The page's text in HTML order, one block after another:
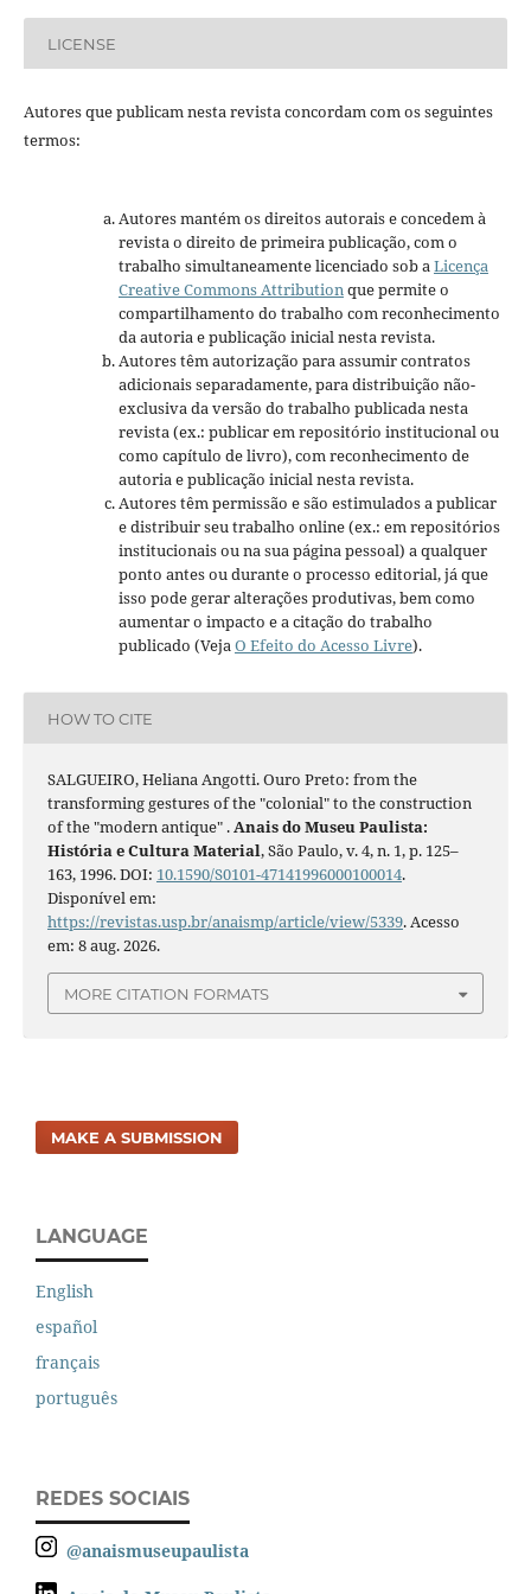
LICENSE
Autores que publicam nesta revista concordam com os seguintes
termos:
Autores mantém os direitos autorais e concedem à
revista o direito de primeira publicação, com o
trabalho simultaneamente licenciado sob aLicença
Creative Commons Attributionque permite o
compartilhamento do trabalho com reconhecimento
da autoria e publicação inicial nesta revista.
Autores têm autorização para assumir contratos
adicionais separadamente, para distribuição não-
exclusiva da versão do trabalho publicada nesta
revista (ex.: publicar em repositório institucional ou
como capítulo de livro), com reconhecimento de
autoria e publicação inicial nesta revista.
Autores têm permissão e são estimulados a publicar
e distribuir seu trabalho online (ex.: em repositórios
institucionais ou na sua página pessoal) a qualquer
ponto antes ou durante o processo editorial, já que
isso pode gerar alterações produtivas, bem como
aumentar o impacto e a citação do trabalho
publicado (VejaO Efeito do Acesso Livre).
HOW TO CITE
SALGUEIRO, Heliana Angotti. Ouro Preto: from the
transforming gestures of the "colonial" to the construction
of the "modern antique" .Anais do Museu Paulista:
História e Cultura Material, São Paulo, v. 4, n. 1, p. 125–
163, 1996. DOI: 10.1590/S0101-47141996000100014.
Disponível em:
https://revistas.usp.br/anaismp/article/view/5339. Acesso
em: 8 aug. 2026.
MORE CITATION FORMATS
MAKE A SUBMISSION
LANGUAGE
English
español
français
português
REDES SOCIAIS
@anaismuseupaulista